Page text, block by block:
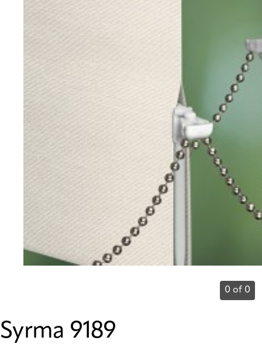
0 of 0
Syrma 9189